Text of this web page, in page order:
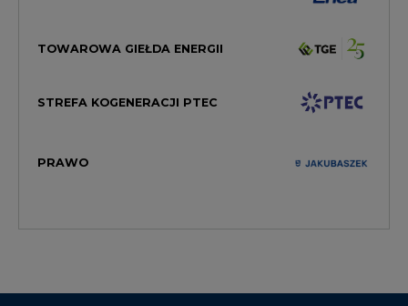
TOWAROWA GIEŁDA ENERGII
STREFA KOGENERACJI PTEC
PRAWO